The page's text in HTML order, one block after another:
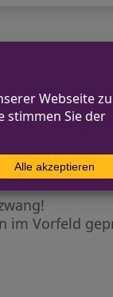
Einfamilienhaus
im Vorfeld